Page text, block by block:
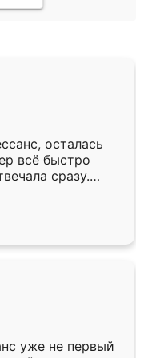
осталась
всё быстро
сразу.
подошёл к
Собрали
даже
уже не первый